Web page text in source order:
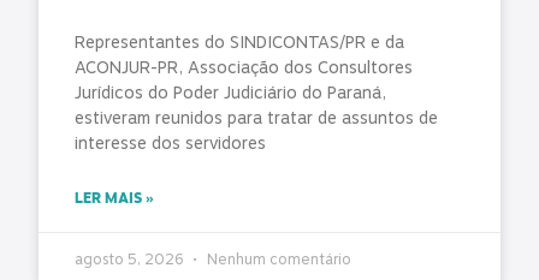
Representantes do SINDICONTAS/PR e da
ACONJUR-PR, Associação dos Consultores
Jurídicos do Poder Judiciário do Paraná,
estiveram reunidos para tratar de assuntos de
interesse dos servidores
LER MAIS »
agosto 5, 2026 Nenhum comentário